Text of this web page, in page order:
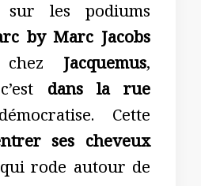
les podiums
by Marc Jacobs
Jacquemus,
dans la rue
Cette
ses cheveux
rode autour de